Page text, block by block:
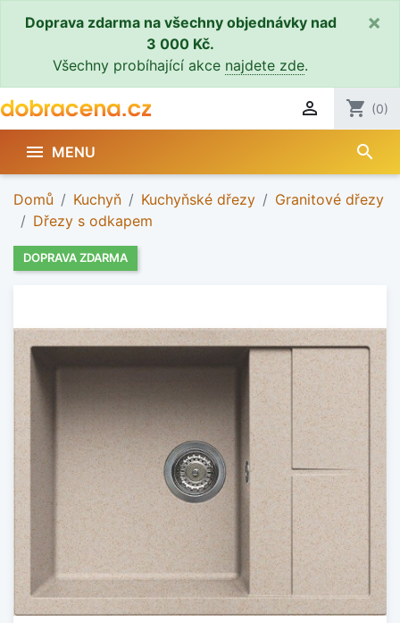
Doprava zdarma na všechny objednávky nad
3 000 Kč.
Všechny probíhající akce najdete zde.
×
 shopping_cart (0)
 MENU search
Domů Kuchyň Kuchyňské dřezy
Granitové dřezy
Dřezy s odkapem
DOPRAVA ZDARMA